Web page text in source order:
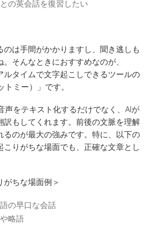
の英会話を復習したい
のは手間がかかりますし、聞き逃しも
そんなときにおすすめなのが、
ルタイムで文字起こしできるツールの
トミー）」です。
声をテキスト化するだけでなく、AIが
訳もしてくれます。前後の文脈を理解
るのが最大の強みです。特に、以下の
こりがちな場面でも、正確な文章とし
がちな場面例＞
の早口な会話
略語